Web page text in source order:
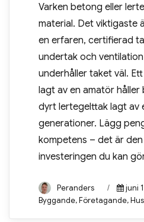
Varken betong eller
material. Det viktigaste
en erfaren, certifierad
undertak och
underhåller taket väl.
lagt av en amatör håller
dyrt lertegelttak lagt av
generationer. Lägg
kompetens – det är
investeringen du kan
Author
Peranders
on
juni
Byggande,Företagande,